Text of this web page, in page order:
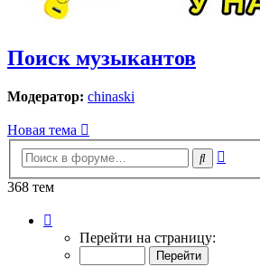
Поиск музыкантов
Модератор: chinaski
Новая тема
Поиск
368 тем
Перейти на страницу: